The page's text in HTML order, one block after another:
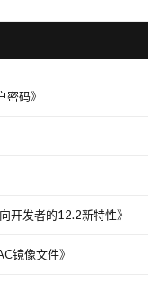
密码》
开发者的12.2新特性》
镜像文件》